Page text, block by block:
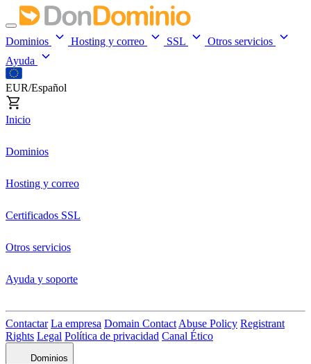
Dominios Hosting y correo SSL
Otros servicios
Ayuda
EUR/Español
Inicio
Dominios
Hosting y correo
Certificados SSL
Otros servicios
Ayuda y soporte
Contactar La empresa Domain Contact Abuse Policy Registrant
Rights Legal Política de privacidad Canal Ético
Dominios